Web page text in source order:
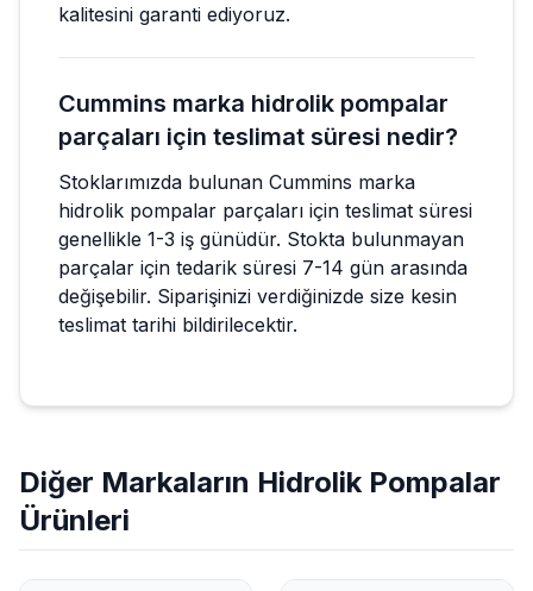
kalitesini garanti ediyoruz.
Cummins marka hidrolik pompalar
parçaları için teslimat süresi nedir?
Stoklarımızda bulunan Cummins marka
hidrolik pompalar parçaları için teslimat süresi
genellikle 1-3 iş günüdür. Stokta bulunmayan
parçalar için tedarik süresi 7-14 gün arasında
değişebilir. Siparişinizi verdiğinizde size kesin
teslimat tarihi bildirilecektir.
Diğer Markaların Hidrolik Pompalar
Ürünleri